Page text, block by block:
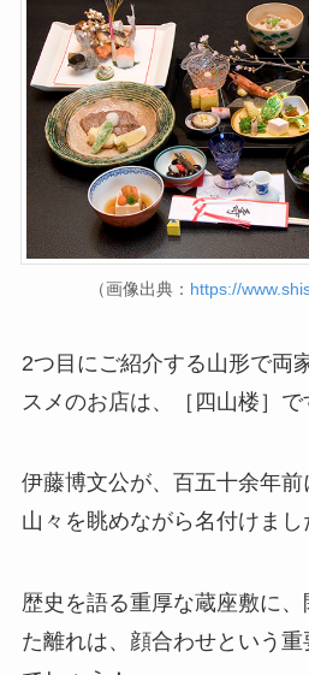
（画像出典： https://
2つ目にご紹介する山形で両
スメのお店は、［四山楼］で
伊藤博文公が、百五十余年
山々を眺めながら名付けまし
歴史を語る重厚な蔵座敷に
た離れは、顔合わせという